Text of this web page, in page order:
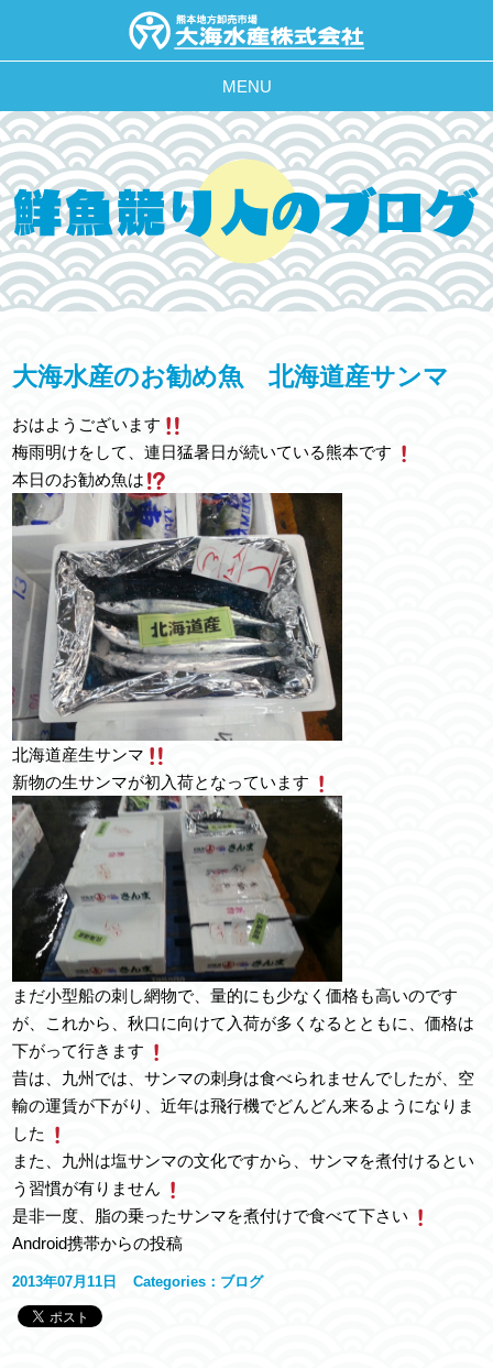
MENU
大海水産のお勧め魚 北海道産サンマ
おはようございます
梅雨明けをして、連日猛暑日が続いている熊本です
本日のお勧め魚は
北海道産生サンマ
新物の生サンマが初入荷となっています
まだ小型船の刺し網物で、量的にも少なく価格も高いのです
が、これから、秋口に向けて入荷が多くなるとともに、価格は
下がって行きます
昔は、九州では、サンマの刺身は食べられませんでしたが、空
輸の運賃が下がり、近年は飛行機でどんどん来るようになりま
した
また、九州は塩サンマの文化ですから、サンマを煮付けるとい
う習慣が有りません
是非一度、脂の乗ったサンマを煮付けで食べて下さい
Android携帯からの投稿
2013年07月11日 Categories： ブログ